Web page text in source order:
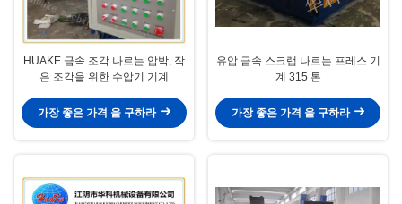
HUAKE 금속 조각 나르는 압박, 작
은 조각을 위한 수압기 기계
가장 좋은 가격 을 구하라
유압 금속 스크랩 나르는 프레스 기
계 315 톤
가장 좋은 가격 을 구하라